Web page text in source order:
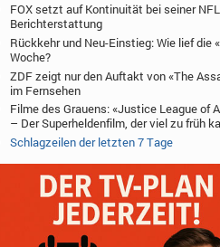
FOX setzt auf Kontinuität bei seiner
Berichterstattung
Rückkehr und Neu-Einstieg: Wie lief die
Woche?
ZDF zeigt nur den Auftakt von «The
im Fernsehen
Filme des Grauens: «Justice League of
– Der Superheldenfilm, der viel zu früh
Schlagzeilen der letzten 7 Tage